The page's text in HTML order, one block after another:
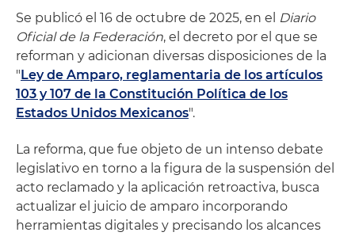
Se publicó el 16 de octubre de 2025, en el Diario
Oficial de la Federación, el decreto por el que se
reforman y adicionan diversas disposiciones de la
"Ley de Amparo, reglamentaria de los artículos
103 y 107 de la Constitución Política de los
Estados Unidos Mexicanos".
La reforma, que fue objeto de un intenso debate
legislativo en torno a la figura de la suspensión del
acto reclamado y la aplicación retroactiva, busca
actualizar el juicio de amparo incorporando
herramientas digitales y precisando los alcances